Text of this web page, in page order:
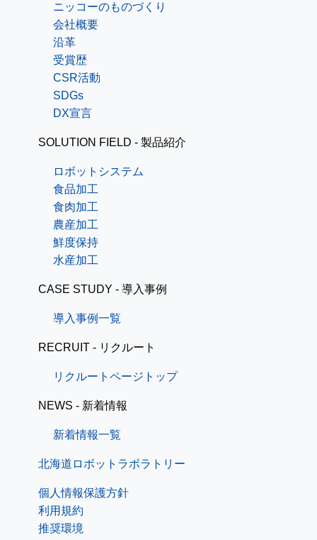
ニッコーのものづくり
会社概要
沿革
受賞歴
CSR活動
SDGs
DX宣言
SOLUTION FIELD - 製品紹介
ロボットシステム
食品加工
食肉加工
農産加工
鮮度保持
水産加工
CASE STUDY - 導入事例
導入事例一覧
RECRUIT - リクルート
リクルートページトップ
NEWS - 新着情報
新着情報一覧
北海道ロボットラボラトリー
個人情報保護方針
利用規約
推奨環境